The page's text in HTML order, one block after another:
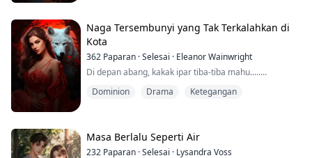
Naga Tersembunyi yang Tak Terkalahkan di
Kota
362 Paparan ·Selesai · Eleanor Wainwright
Di depan abang, kakak ipar tiba-tiba mahu........
Dominion
Drama Ketegangan
Masa Berlalu Seperti Air
232 Paparan ·Selesai · Lysandra Voss